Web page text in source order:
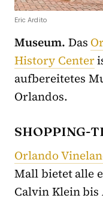
Eric Ardito
Museum. Das
History Center
aufbereitetes
Orlandos.
SHOPPING-
Orlando
Mall bietet alle
Calvin Klein